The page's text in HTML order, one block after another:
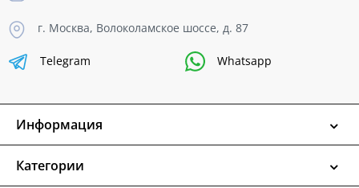
г. Москва, Волоколамское шоссе, д. 87
Telegram Whatsapp
Информация
Категории